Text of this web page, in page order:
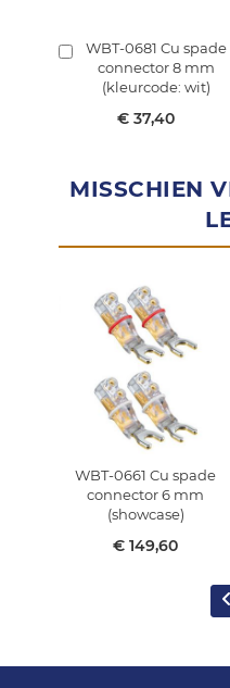
WBT-0681 Cu spade
connector 8 mm
(kleurcode: wit)
€ 37,40
In
winkelmandje
MISSCHIEN
WBT-0661 Cu spade
connector 6 mm
(showcase)
€ 149,60